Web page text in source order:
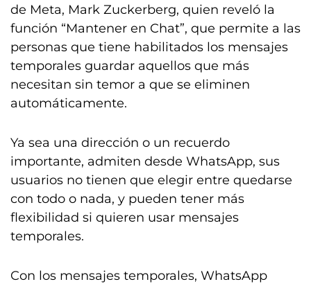
de Meta, Mark Zuckerberg, quien reveló la
función “Mantener en Chat”, que permite a las
personas que tiene habilitados los mensajes
temporales guardar aquellos que más
necesitan sin temor a que se eliminen
automáticamente.
Ya sea una dirección o un recuerdo
importante, admiten desde WhatsApp, sus
usuarios no tienen que elegir entre quedarse
con todo o nada, y pueden tener más
flexibilidad si quieren usar mensajes
temporales.
Con los mensajes temporales, WhatsApp